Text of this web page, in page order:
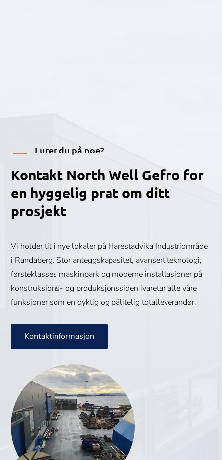
K Lurer du på noe?
Kontakt North Well Gefro for
en hyggelig prat om ditt
prosjekt
Vi holder til i nye lokaler på Harestadvika Industriområde
i Randaberg. Stor anleggskapasitet, avansert teknologi,
førsteklasses maskinpark og moderne installasjoner på
konstruksjons- og produksjonssiden ivaretar alle våre
funksjoner som en dyktig og pålitelig totalleverandør.
Kontaktinformasjon